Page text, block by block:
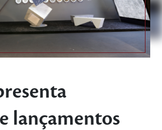
lançamentos